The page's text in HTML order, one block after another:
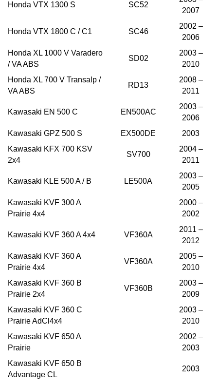
Honda VTX 1300 S SC52
2007
Honda VTX 1800 C / C1 SC46
2002 –
2006
Honda XL 1000 V Varadero
/ VA ABS
SD02
2003 –
2010
Honda XL 700 V Transalp /
VA ABS
RD13
2008 –
2011
Kawasaki EN 500 C EN500AC
2003 –
2006
Kawasaki GPZ 500 S
EX500DE
2003
Kawasaki KFX 700 KSV
2x4
SV700
2004 –
2011
Kawasaki KLE 500 A / B LE500A
2003 –
2005
Kawasaki KVF 300 A
Prairie 4x4
2000 –
2002
Kawasaki KVF 360 A 4x4 VF360A
2011 –
2012
Kawasaki KVF 360 A
Prairie 4x4
VF360A
2005 –
2010
Kawasaki KVF 360 B
Prairie 2x4
VF360B
2003 –
2009
Kawasaki KVF 360 C
Prairie AdCl4x4
2003 –
2010
Kawasaki KVF 650 A
Prairie
2002 –
2003
Kawasaki KVF 650 B
Advantage CL
2003